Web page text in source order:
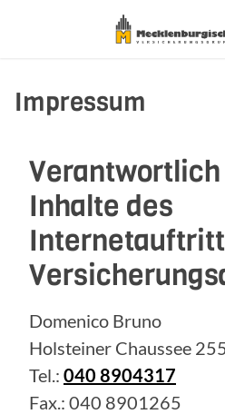
Impressum
Inhalte des
Domenico Bruno
Holsteiner Chaussee
Tel.: 040 8904317
Fax.: 040 8901265